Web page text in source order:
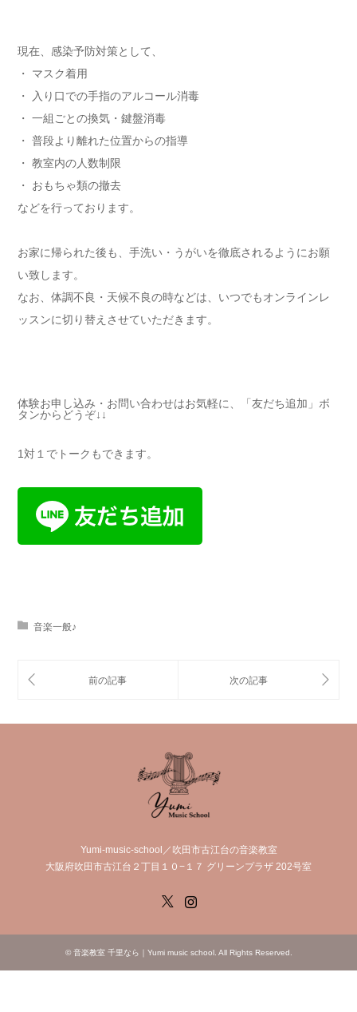
現在、感染予防対策として、
・ マスク着用
・ 入り口での手指のアルコール消毒
・ 一組ごとの換気・鍵盤消毒
・ 普段より離れた位置からの指導
・ 教室内の人数制限
・ おもちゃ類の撤去
などを行っております。
お家に帰られた後も、手洗い・うがいを徹底されるようにお願
い致します。
なお、体調不良・天候不良の時などは、いつでもオンラインレ
ッスンに切り替えさせていただきます。
体験お申し込み・お問い合わせはお気軽に、「友だち追加」ボ
タンからどうぞ↓↓
1対１でトークもできます。
音楽一般♪
Yumi-music-school／吹田市古江台の音楽教室
大阪府吹田市古江台２丁目１０−１７ グリーンプラザ 202号室
© 音楽教室 千里なら｜Yumi music school. All Rights Reserved.